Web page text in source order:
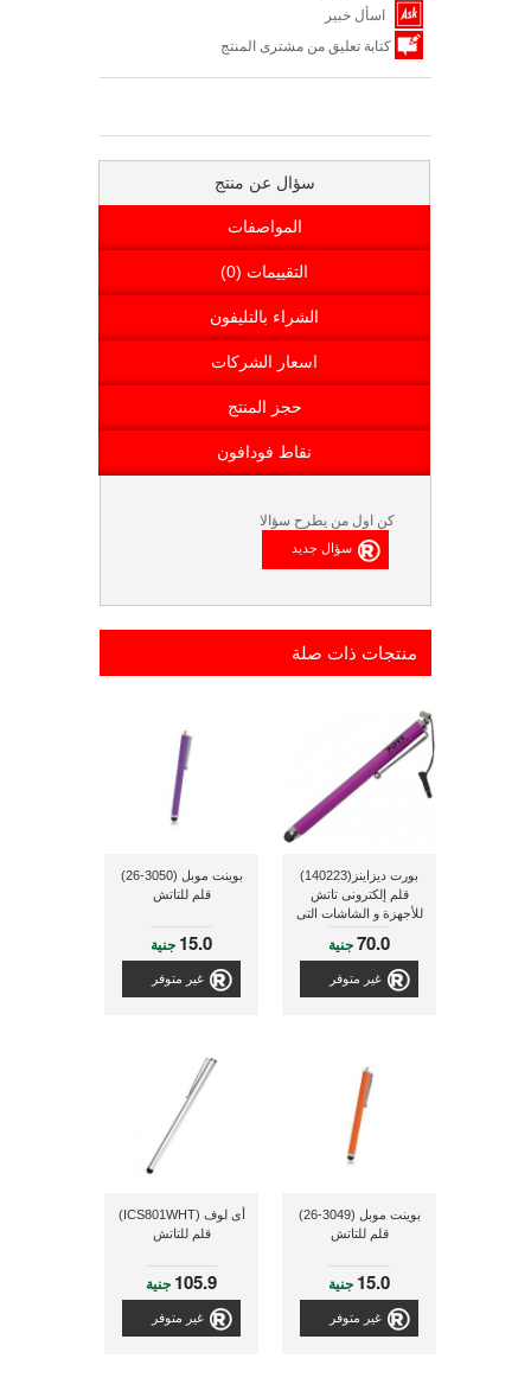
اسأل خبير
كتابة تعليق من مشترى المنتج
سؤال عن منتج
المواصفات
التقييمات (0)
الشراء بالتليفون
اسعار الشركات
حجز المنتج
نقاط فودافون
كن اول من يطرح سؤالا
منتجات ذات صلة
بورت ديزاينز(140223)
قلم إلكترونى تاتش
للأجهزة و الشاشات التى
تعمل باللمس و ذو لون
70.0جنية
غير متوفر
بوينت موبل (3050-26)
قلم للتاتش
15.0 جنية
غير متوفر
بوينت موبل (3049-26)
قلم للتاتش
15.0 جنية
غير متوفر
أى لوف (ICS801WHT)
قلم للتاتش
105.9 جنية
غير متوفر